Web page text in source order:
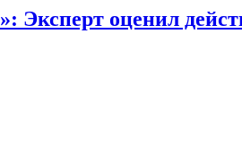
Эксперт оценил